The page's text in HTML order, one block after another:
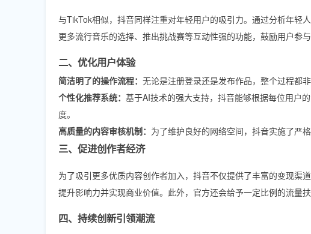
与TikTok相似，抖音同样注重对年轻用户的吸引力。通过分析年轻
更多流行音乐的选择、推出挑战赛等互动性强的功能，鼓励用户参
二、优化用户体验
简洁明了的操作流程： 无论是注册登录还是发布作品，整个过程都
个性化推荐系统： 基于AI技术的强大支持，抖音能够根据每位用户
度。
高质量的内容审核机制： 为了维护良好的网络空间，抖音实施了严
三、促进创作者经济
为了吸引更多优质内容创作者加入，抖音不仅提供了丰富的变现渠
提升影响力并实现商业价值。此外，官方还会给予一定比例的流量
四、持续创新引领潮流